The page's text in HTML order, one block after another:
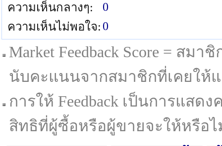
ความเห็นกลางๆ:
0
ความเห็นไม่พอใจ: 0
Market Feedback Score = สม
นับคะแนนจากสมาชิกที่เคยให้
การให้ Feedback เป็นการแส
สิทธิที่ผู้ซื้อหรือผู้ขายจะให้หรือไ